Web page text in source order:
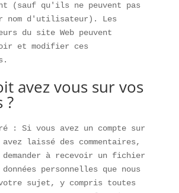
(sauf qu'ils ne peuvent pas
nom d'utilisateur). Les
du site Web peuvent
et modifier ces
avez vous sur vos
?
: Si vous avez un compte sur
laissé des commentaires,
demander à recevoir un fichier
personnelles que nous
sujet, y compris toutes